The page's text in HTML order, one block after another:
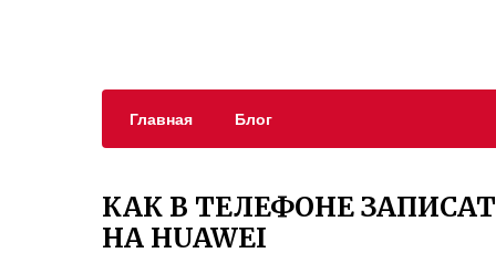
Главная Блог
КАК В ТЕЛЕФОНЕ
НА HUAWEI